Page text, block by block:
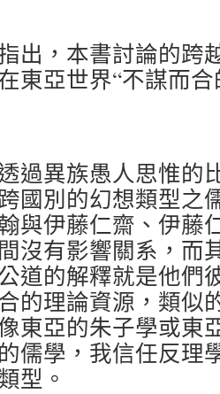
出，本書討論的跨
東亞世界“不謀而
過異族愚人思惟的
國別的幻想類型之
與伊藤仁齋、伊藤
沒有影響關系，而
道的解釋就是他們
的理論資源，類似
東亞的朱子學或東
儒學，我信任反理
型。